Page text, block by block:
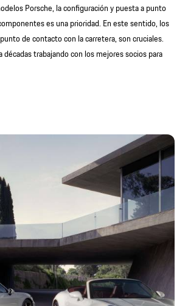
Porsche, la configuración y puesta a punto
es una prioridad. En este sentido, los
de contacto con la carretera, son cruciales.
décadas trabajando con los mejores socios para